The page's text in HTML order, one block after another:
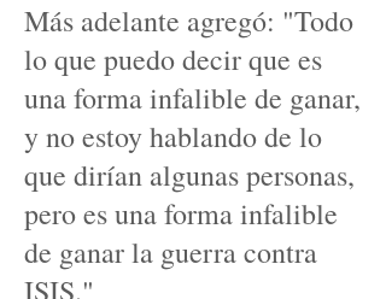
Más adelante agregó: "Todo
lo que puedo decir que es
una forma infalible de ganar,
y no estoy hablando de lo
que dirían algunas personas,
pero es una forma infalible
de ganar la guerra contra
ISIS."